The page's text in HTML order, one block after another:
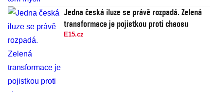
Jedna česká iluze se právě rozpadá. Zelená
transformace je pojistkou proti chaosu
E15.cz